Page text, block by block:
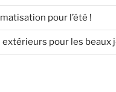
pour l’été !
extérieurs pour les beaux